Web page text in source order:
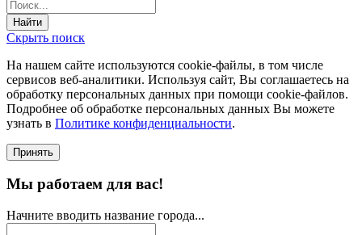
Найти
Скрыть поиск
На нашем сайте используются соokie-файлы, в том числе
сервисов веб-аналитики. Используя сайт, Вы соглашаетесь на
обработку персональных данных при помощи cookie-файлов.
Подробнее об обработке персональных данных Вы можете
узнать в Политике конфиденциальности.
Принять
Мы работаем для вас!
Начните вводить название города...